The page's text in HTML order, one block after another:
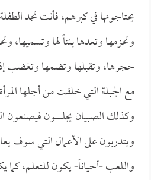
يحتاجونها في كبرهم، فأنت تجد
وتحزمها وتعدها بنتاً لها وتسميها،
حجرها، وتقبلها وتضمها وتغضب
مع الجبلة التي خلقت من أجلها
وكذلك الصبيان يجلسون فيصنعون
ويتدربون على الأعمال التي سوف
واللعب -أحياناً- يكون للتعلم، كما